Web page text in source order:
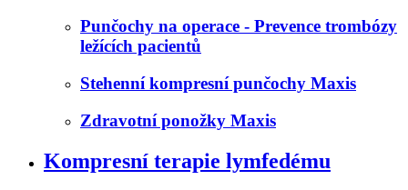
Punčochy na operace - Prevence trombózy
ležících pacientů
Stehenní kompresní punčochy Maxis
Zdravotní ponožky Maxis
Kompresní terapie lymfedému